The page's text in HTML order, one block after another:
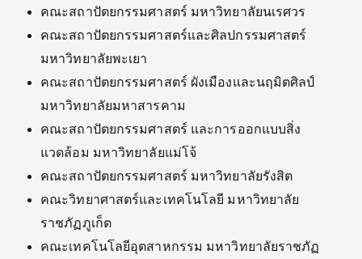
คณะสถาปัตยกรรมศาสตร์ มหาวิทยาลัยนเรศวร
คณะสถาปัตยกรรมศาสตร์และศิลปกรรมศาสตร์
มหาวิทยาลัยพะเยา
คณะสถาปัตยกรรมศาสตร์ ผังเมืองและนฤมิตศิลป์
มหาวิทยาลัยมหาสารคาม
คณะสถาปัตยกรรมศาสตร์ และการออกแบบสิ่ง
แวดล้อม มหาวิทยาลัยแม่โจ้
คณะสถาปัตยกรรมศาสตร์ มหาวิทยาลัยรังสิต
คณะวิทยาศาสตร์และเทคโนโลยี มหาวิทยาลัย
ราชภัฏภูเก็ต
คณะเทคโนโลยีอุตสาหกรรม มหาวิทยาลัยราชภัฏ